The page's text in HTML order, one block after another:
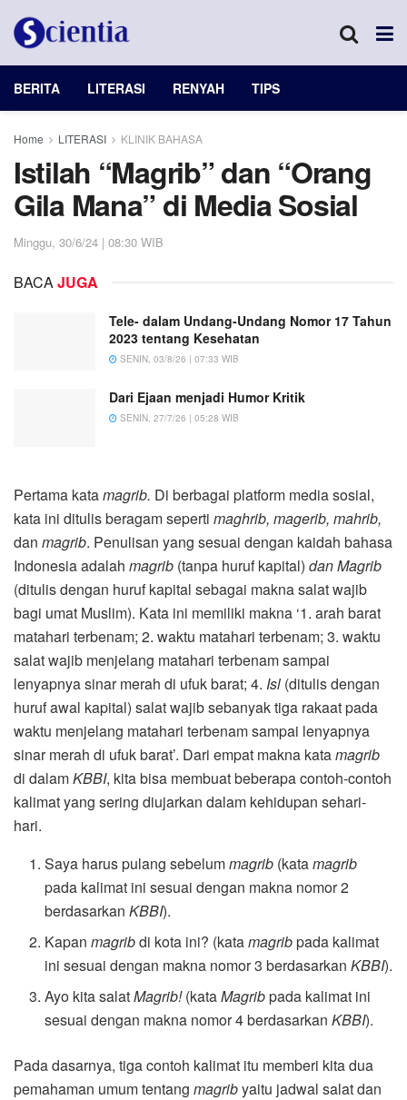
BERITA LITERASI RENYAH TIPS
Home LITERASI KLINIK BAHASA
Istilah “Magrib” dan “Orang
Gila Mana” di Media Sosial
Minggu, 30/6/24 | 08:30 WIB
BACAJUGA
Tele- dalam Undang-Undang Nomor 17 Tahun
2023 tentang Kesehatan
SENIN, 03/8/26 | 07:33 WIB
Dari Ejaan menjadi Humor Kritik
SENIN, 27/7/26 | 05:28 WIB
Pertama katamagrib. Di berbagai platform media sosial,
kata ini ditulis beragam seperti maghrib, magerib, mahrib,
dan magrib. Penulisan yang sesuai dengan kaidah bahasa
Indonesia adalah magrib (tanpa huruf kapital) dan Magrib
(ditulis dengan huruf kapital sebagai makna salat wajib
bagi umat Muslim). Kata ini memiliki makna ‘1. arah barat
matahari terbenam; 2. waktu matahari terbenam; 3. waktu
salat wajib menjelang matahari terbenam sampai
lenyapnya sinar merah di ufuk barat; 4. Isl (ditulis dengan
huruf awal kapital) salat wajib sebanyak tiga rakaat pada
waktu menjelang matahari terbenam sampai lenyapnya
sinar merah di ufuk barat’. Dari empat makna katamagrib
di dalamKBBI, kita bisa membuat beberapa contoh-contoh
kalimat yang sering diujarkan dalam kehidupan sehari-
hari.
Saya harus pulang sebelummagrib (katamagrib
pada kalimat ini sesuai dengan makna nomor 2
berdasarkanKBBI).
Kapanmagribdi kota ini? (katamagribpada kalimat
ini sesuai dengan makna nomor 3 berdasarkanKBBI).
Ayo kita salatMagrib!(kataMagribpada kalimat ini
sesuai dengan makna nomor 4 berdasarkanKBBI).
Pada dasarnya, tiga contoh kalimat itu memberi kita dua
pemahaman umum tentang magribyaitu jadwal salat dan